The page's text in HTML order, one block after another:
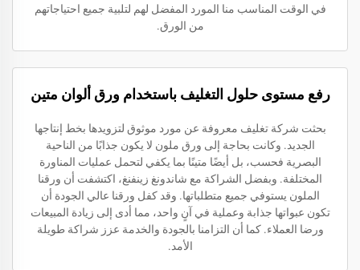
في الوقت المناسب منا المورد المفضل لهم لتلبية جميع احتياجاتهم
من الورق.
رفع مستوى حلول التغليف باستخدام ورق ألوان متين
بحثت شركة تغليف معروفة عن مورد موثوق لتزويدها بخط إنتاجها
الجديد. وكانت بحاجة إلى ورق ملون لا يكون جذابًا من الناحية
البصرية فحسب، بل أيضًا متينًا بما يكفي لتحمل عمليات المناورة
المختلفة. وبفضل الشراكة مع شاندونغ زينفنغ، اكتشفت أن ورقنا
الملون يستوفي جميع متطلباتها. وقد كفل ورقنا عالي الجودة أن
تكون عبواتها جذابة وعملية في آنٍ واحد، مما أدى إلى زيادة المبيعات
ورضا العملاء. كما أن التزامنا بالجودة والخدمة عزز شراكة طويلة
الأمد.